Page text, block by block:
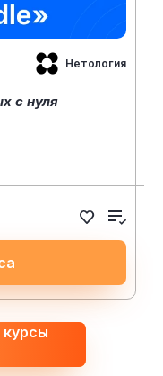
Нетология
с нуля